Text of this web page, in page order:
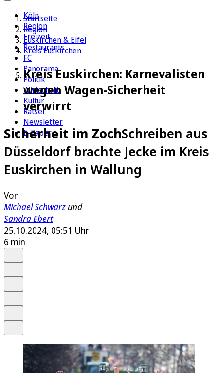
Köln
Region
Freizeit
Restaurants
FC
Panorama
Politik
Wirtschaft
Kultur
Rätsel
Newsletter
E-Paper
Startseite
Region
Euskirchen & Eifel
Kreis Euskirchen
Kreis Euskirchen: Karnevalisten
wegen Wagen-Sicherheit
verwirrt
Sicherheit im ZochSchreiben aus
Düsseldorf brachte Jecke im Kreis
Euskirchen in Wallung
Von
Michael Schwarz und
Sandra Ebert
25.10.2024, 05:51 Uhr
6 min